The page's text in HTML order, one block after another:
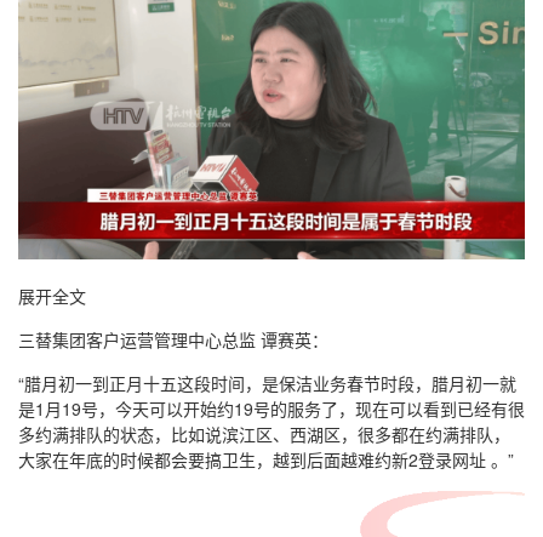
展开全文
三替集团客户运营管理中心总监 谭赛英：
“腊月初一到正月十五这段时间，是保洁业务春节时段，腊月初一就
是1月19号，今天可以开始约19号的服务了，现在可以看到已经有很
多约满排队的状态，比如说滨江区、西湖区，很多都在约满排队，
大家在年底的时候都会要搞卫生，越到后面越难约新2登录网址 。”